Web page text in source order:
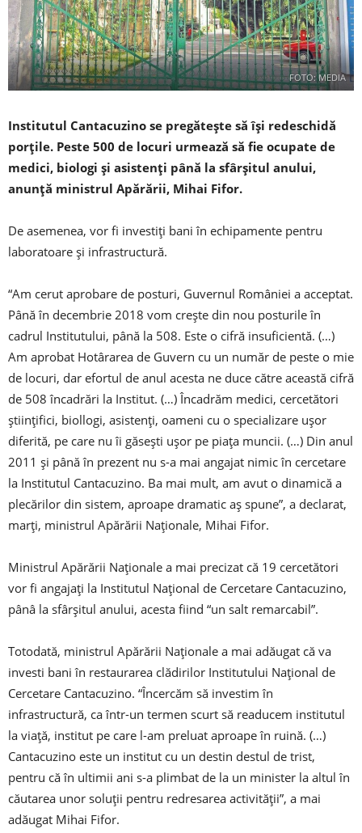
FOTO: MEDIA
Institutul Cantacuzino se pregătește să își redeschidă
porțile. Peste 500 de locuri urmează să fie ocupate de
medici, biologi şi asistenţi până la sfârșitul anului,
anunţă ministrul Apărării, Mihai Fifor.
De asemenea, vor fi investiţi bani în echipamente pentru
laboratoare şi infrastructură.
“Am cerut aprobare de posturi, Guvernul României a acceptat.
Până în decembrie 2018 vom creşte din nou posturile în
cadrul Institutului, până la 508. Este o cifră insuficientă. (…)
Am aprobat Hotârarea de Guvern cu un număr de peste o mie
de locuri, dar efortul de anul acesta ne duce către această cifră
de 508 încadrări la Institut. (…) Încadrăm medici, cercetători
ştiinţifici, biollogi, asistenţi, oameni cu o specializare uşor
diferită, pe care nu îi găseşti uşor pe piaţa muncii. (…) Din anul
2011 şi până în prezent nu s-a mai angajat nimic în cercetare
la Institutul Cantacuzino. Ba mai mult, am avut o dinamică a
plecărilor din sistem, aproape dramatic aş spune”, a declarat,
marţi, ministrul Apărării Naţionale, Mihai Fifor.
Ministrul Apărării Naţionale a mai precizat că 19 cercetători
vor fi angajaţi la Institutul Naţional de Cercetare Cantacuzino,
pânâ la sfârşitul anului, acesta fiind “un salt remarcabil”.
Totodată, ministrul Apărării Naţionale a mai adăugat că va
investi bani în restaurarea clădirilor Institutului Naţional de
Cercetare Cantacuzino. “Încercăm să investim în
infrastructură, ca într-un termen scurt să readucem institutul
la viaţă, institut pe care l-am preluat aproape în ruină. (…)
Cantacuzino este un institut cu un destin destul de trist,
pentru că în ultimii ani s-a plimbat de la un minister la altul în
căutarea unor soluţii pentru redresarea activităţii”, a mai
adăugat Mihai Fifor.